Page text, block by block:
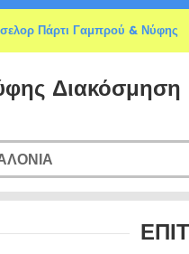
Πάρτι Γαμπρού & Νύφης
Διακόσμηση